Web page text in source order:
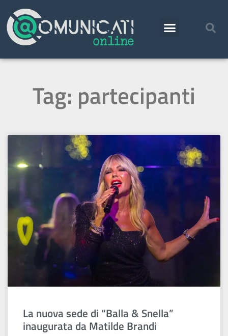
Tag: partecipanti
La nuova sede di “Balla & Snella”
inaugurata da Matilde Brandi